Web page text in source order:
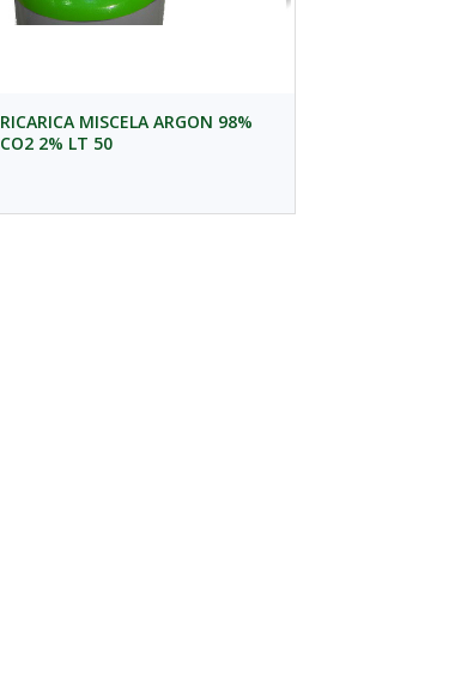
RICARICA MISCELA ARGON 98%
CO2 2% LT 50